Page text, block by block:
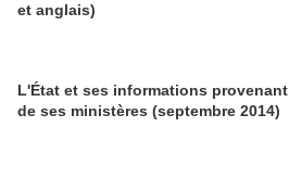
et anglais)
L'État et ses informations provenant
de ses ministères (septembre 2014)